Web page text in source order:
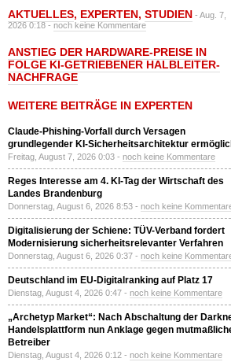
AKTUELLES, EXPERTEN, STUDIEN - Aug. 7,
2026 0:18 -noch keine Kommentare
ANSTIEG DER HARDWARE-PREISE IN
FOLGE KI-GETRIEBENER HALBLEITER-
NACHFRAGE
WEITERE BEITRÄGE IN EXPERTEN
Claude-Phishing-Vorfall durch Versagen
grundlegender KI-Sicherheitsarchitektur
Freitag, August 7, 2026 0:03 - noch keine Kommentare
Reges Interesse am 4. KI-Tag der Wirtschaft des
Landes Brandenburg
Donnerstag, August 6, 2026 8:53 - noch keine
Digitalisierung der Schiene: TÜV-Verband fordert
Modernisierung sicherheitsrelevanter Verfahren
Donnerstag, August 6, 2026 0:37 - noch keine
Deutschland im EU-Digitalranking auf Platz 17
Dienstag, August 4, 2026 0:47 - noch keine Kommentare
„Archetyp Market“: Nach Abschaltung der
Handelsplattform nun Anklage gegen
Betreiber
Dienstag, August 4, 2026 0:12 - noch keine Kommentare